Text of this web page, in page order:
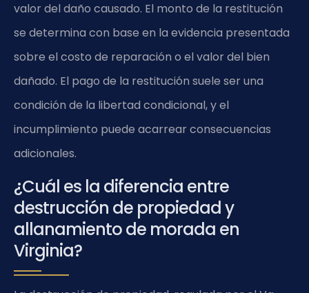
valor del daño causado. El monto de la restitución
se determina con base en la evidencia presentada
sobre el costo de reparación o el valor del bien
dañado. El pago de la restitución suele ser una
condición de la libertad condicional, y el
incumplimiento puede acarrear consecuencias
adicionales.
¿Cuál es la diferencia entre
destrucción de propiedad y
allanamiento de morada en
Virginia?